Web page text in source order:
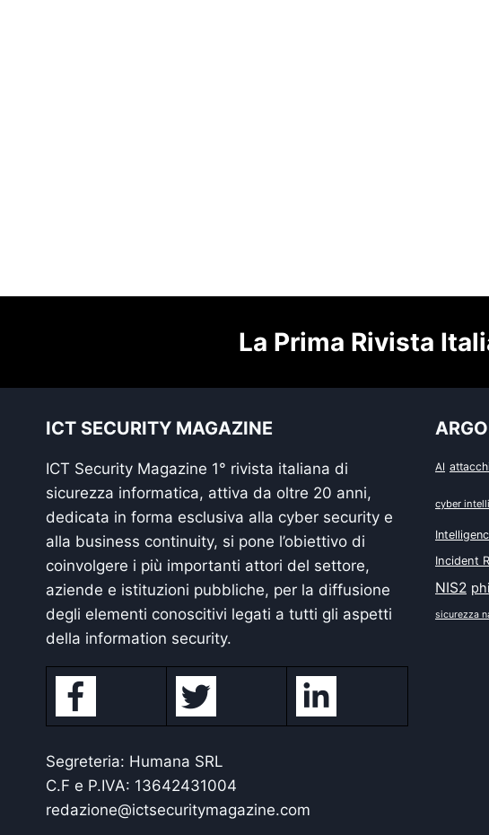
La Prima Rivista
ICT SECURITY MAGAZINE
ICT Security Magazine 1° rivista italiana di
sicurezza informatica, attiva da oltre 20 anni,
dedicata in forma esclusiva alla cyber security e
alla business continuity, si pone l’obiettivo di
coinvolgere i più importanti attori del settore,
aziende e istituzioni pubbliche, per la diffusione
degli elementi conoscitivi legati a tutti gli aspetti
della information security.
Segreteria: Humana SRL
C.F e P.IVA: 13642431004
redazione@ictsecuritymagazine.com
AI
cyber
Incident
NIS2
sicurezza